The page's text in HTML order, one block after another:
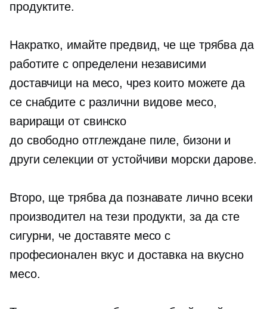
продуктите.
Накратко, имайте предвид, че ще трябва да
работите с определени независими
доставчици на месо, чрез които можете да
се снабдите с различни видове месо,
вариращи от свинско
до свободно отглежданепиле, бизони и
други селекции от устойчиви морски дарове.
Второ, ще трябва да познавате лично всеки
производител на тези продукти, за да сте
сигурни, че доставяте месо с
професионален вкус и доставка на вкусно
месо.